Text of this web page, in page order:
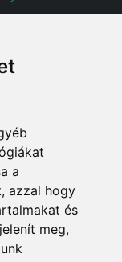
a
azzal hogy
és
meg,